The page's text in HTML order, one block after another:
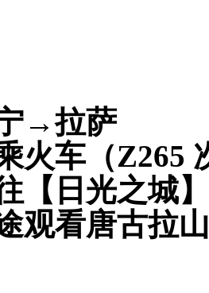
→拉萨
火车（Z265
【日光之城】
观看唐古拉